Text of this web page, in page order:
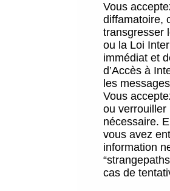
Vous
diffamatoire,
transgresser
ou la Loi
immédiat et
d’Accès à
les
Vous
ou verrouiller
nécessaire.
vous avez
information
cas de